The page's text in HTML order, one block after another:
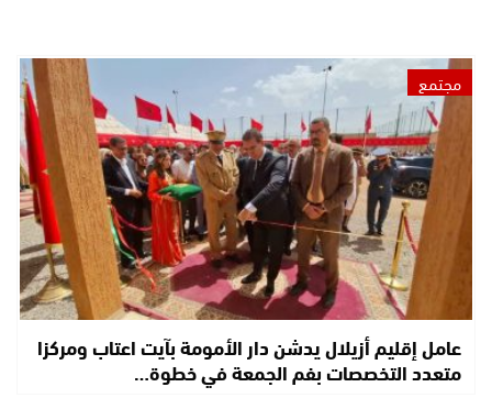
مجتمع
عامل إقليم أزيلال يدشن دار الأمومة بآيت اعتاب ومركزا
متعدد التخصصات بفم الجمعة في خطوة…